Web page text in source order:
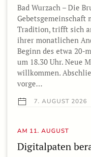
Bad Wurzach – Die
Gebetsgemeinschaft
Tradition, trifft sich
ihrer monatlichen
Beginn des etwa 20-
um 18.30 Uhr. Neue
willkommen.
vorge…
7. AUGUST 2026
AM 11. AUGUST
Digitalpaten